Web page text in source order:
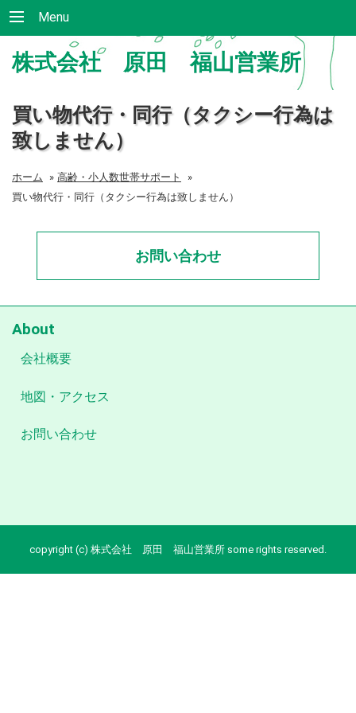
Menu
株式会社 原田 福山営業所
買い物代行・同行（タクシー行為は
致しません）
ホーム » 高齢・小人数世帯サポート
»
買い物代行・同行（タクシー行為は致しません）
お問い合わせ
About
会社概要
地図・アクセス
お問い合わせ
copyright (c) 株式会社 原田 福山営業所 some rights reserved.